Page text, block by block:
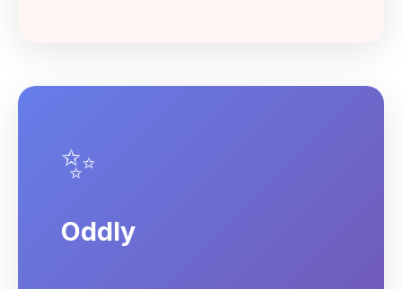
✨
Oddly